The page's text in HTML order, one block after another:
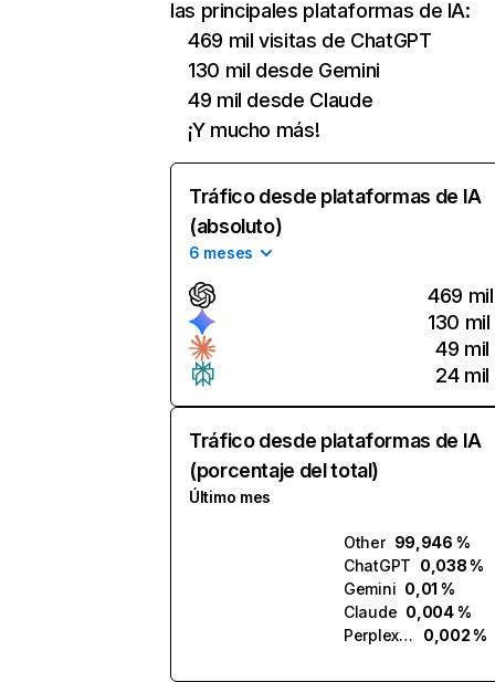
las principales plataformas de IA:
469 mil visitas de ChatGPT
130 mil desde Gemini
49 mil desde Claude
¡Y mucho más!
Tráfico desde plataformas de IA
(absoluto)
6 meses
469 mil
130 mil
49 mil
24 mil
Tráfico desde plataformas de IA
(porcentaje del total)
Último mes
Other 99,946 %
ChatGPT 0,038 %
Gemini 0,01 %
Claude 0,004 %
Perplexity
0,002 %